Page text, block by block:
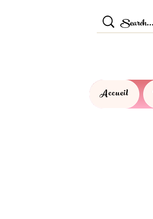
Accueil